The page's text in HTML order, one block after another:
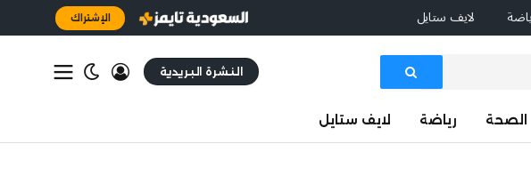
لايف ستايل الإشتراك
النشرة البريدية
الصحة رياضة لايف ستايل